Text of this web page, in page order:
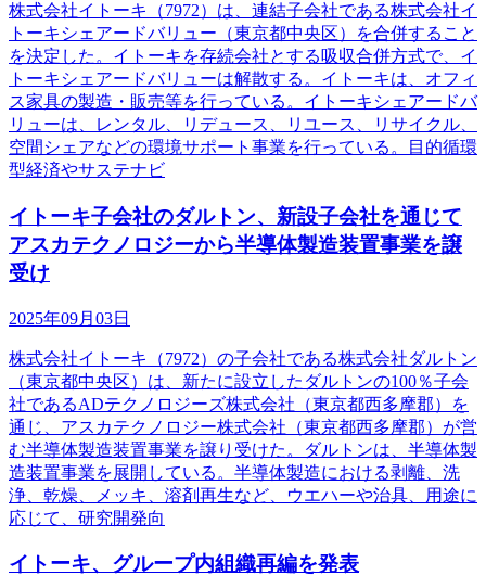
株式会社イトーキ（7972）は、連結子会社である株式会社イ
トーキシェアードバリュー（東京都中央区）を合併すること
を決定した。イトーキを存続会社とする吸収合併方式で、イ
トーキシェアードバリューは解散する。イトーキは、オフィ
ス家具の製造・販売等を行っている。イトーキシェアードバ
リューは、レンタル、リデュース、リユース、リサイクル、
空間シェアなどの環境サポート事業を行っている。目的循環
型経済やサステナビ
イトーキ子会社のダルトン、新設子会社を通じて
アスカテクノロジーから半導体製造装置事業を譲
受け
2025年09月03日
株式会社イトーキ（7972）の子会社である株式会社ダルトン
（東京都中央区）は、新たに設立したダルトンの100％子会
社であるADテクノロジーズ株式会社（東京都西多摩郡）を
通じ、アスカテクノロジー株式会社（東京都西多摩郡）が営
む半導体製造装置事業を譲り受けた。ダルトンは、半導体製
造装置事業を展開している。半導体製造における剥離、洗
浄、乾燥、メッキ、溶剤再生など、ウエハーや治具、用途に
応じて、研究開発向
イトーキ、グループ内組織再編を発表